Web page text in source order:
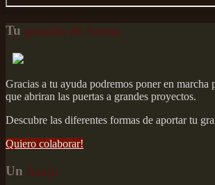
Tu granito de Arena
Gracias a tu ayuda podremos poner en marcha
que abriran las puertas a grandes proyectos.
Descubre las diferentes formas de aportar tu
Quiero colaborar!
Un Atajo